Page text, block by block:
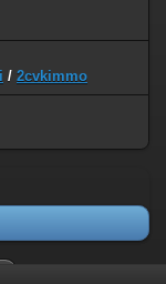
/ 2cvkimmo